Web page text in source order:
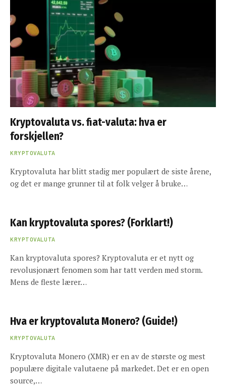
Kryptovaluta vs. fiat-valuta: hva er
forskjellen?
KRYPTOVALUTA
Kryptovaluta har blitt stadig mer populært de siste årene,
og det er mange grunner til at folk velger å bruke…
Kan kryptovaluta spores? (Forklart!)
KRYPTOVALUTA
Kan kryptovaluta spores? Kryptovaluta er et nytt og
revolusjonært fenomen som har tatt verden med storm.
Mens de fleste lærer…
Hva er kryptovaluta Monero? (Guide!)
KRYPTOVALUTA
Kryptovaluta Monero (XMR) er en av de største og mest
populære digitale valutaene på markedet. Det er en open
source,…